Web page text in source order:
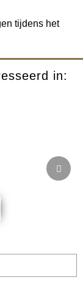
tijdens het
in: